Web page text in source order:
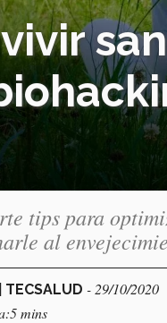
tips para
al
TECSALUD - 29/10/2020
mins